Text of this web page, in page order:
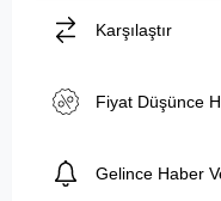
Karşılaştır
Fiyat Düşünce
Gelince Haber